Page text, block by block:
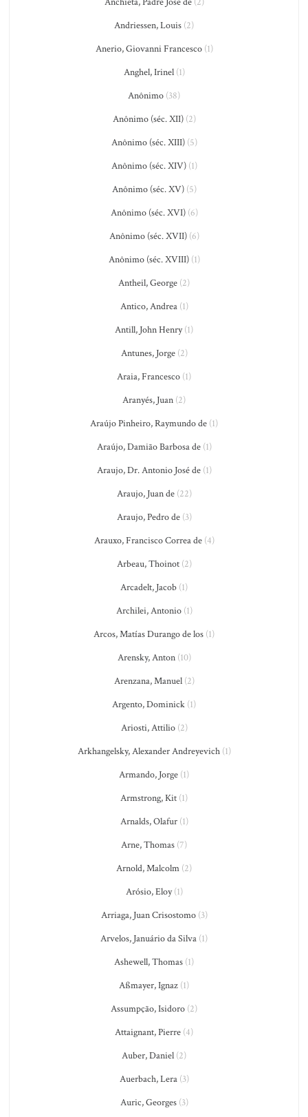
Andriessen, Louis (2)
Anerio, Giovanni Francesco(1)
Anghel, Irinel(1)
Anônimo (38)
Anônimo (séc. XII)(2)
Anônimo (séc. XIII)(5)
Anônimo (séc. XIV)(1)
Anônimo (séc. XV)(5)
Anônimo (séc. XVI)(6)
Anônimo (séc. XVII)(6)
Anônimo (séc. XVIII)(1)
Antheil, George (2)
Antico, Andrea(1)
Antill, John Henry(1)
Antunes, Jorge(2)
Araia, Francesco (1)
Aranyés, Juan (2)
Araújo Pinheiro, Raymundo de (1)
Araújo, Damião Barbosa de(1)
Araujo, Dr. Antonio José de(1)
Araujo, Juan de(22)
Araujo, Pedro de(3)
Arauxo, Francisco Correa de(4)
Arbeau, Thoinot(2)
Arcadelt, Jacob (1)
Archilei, Antonio(1)
Arcos, Matías Durango de los (1)
Arensky, Anton(10)
Arenzana, Manuel(2)
Argento, Dominick (1)
Ariosti, Attilio(2)
Arkhangelsky, Alexander Andreyevich(1)
Armando, Jorge (1)
Armstrong, Kit (1)
Arnalds, Olafur(1)
Arne, Thomas (7)
Arnold, Malcolm (2)
Arósio, Eloy(1)
Arriaga, Juan Crisostomo(3)
Arvelos, Januário da Silva (1)
Ashewell, Thomas (1)
Aßmayer, Ignaz (1)
Assumpção, Isidoro (2)
Attaignant, Pierre (4)
Auber, Daniel (2)
Auerbach, Lera(3)
Auric, Georges(3)